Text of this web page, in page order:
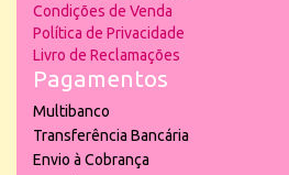
Condições de Venda
Política de Privacidade
Livro de Reclamações
Pagamentos
Multibanco
Transferência Bancária
Envio à Cobrança